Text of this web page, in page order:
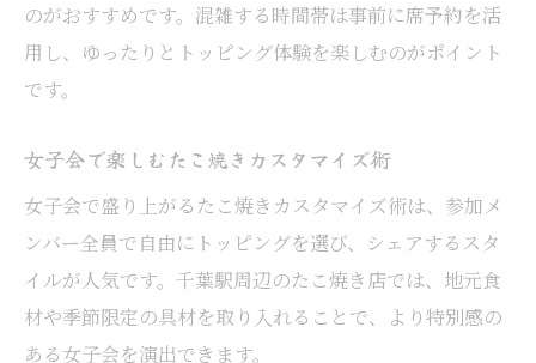
のがおすすめです。混雑する時間帯は事前に席予約を活
用し、ゆったりとトッピング体験を楽しむのがポイント
です。
女子会で楽しむたこ焼きカスタマイズ術
女子会で盛り上がるたこ焼きカスタマイズ術は、参加メ
ンバー全員で自由にトッピングを選び、シェアするスタ
イルが人気です。千葉駅周辺のたこ焼き店では、地元食
材や季節限定の具材を取り入れることで、より特別感の
ある女子会を演出できます。